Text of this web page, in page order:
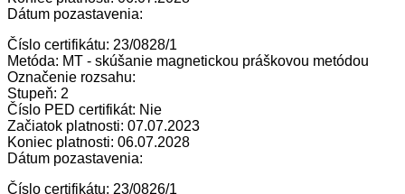
Dátum pozastavenia:
Číslo certifikátu: 23/0828/1
Metóda: MT - skúšanie magnetickou práškovou metódou
Označenie rozsahu:
Stupeň: 2
Číslo PED certifikát: Nie
Začiatok platnosti: 07.07.2023
Koniec platnosti: 06.07.2028
Dátum pozastavenia:
Číslo certifikátu: 23/0826/1